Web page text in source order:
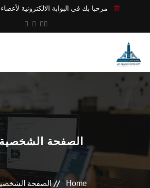
مرحبا بك في البوابة الالكترونية
الصفحة الشخصية
Home الصفحة